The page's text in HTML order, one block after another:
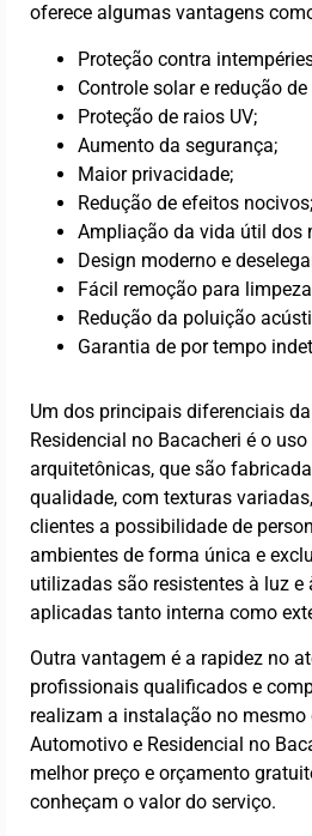
oferece algumas vantagens
Proteção contra
Controle solar e redução de
Proteção de raios UV;
Aumento da segurança;
Maior privacidade;
Redução de efeitos nocivos;
Ampliação da vida útil dos
Design moderno e
Fácil remoção para
Redução da poluição
Garantia de por tempo
Um dos principais diferenciais
Residencial no Bacacheri é o
arquitetônicas, que são
qualidade, com texturas
clientes a possibilidade de
ambientes de forma única e
utilizadas são resistentes à luz e
aplicadas tanto interna como
Outra vantagem é a rapidez no
profissionais qualificados e
realizam a instalação no
Automotivo e Residencial no
melhor preço e orçamento
conheçam o valor do serviço.